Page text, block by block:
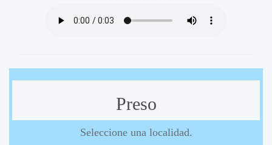
Preso
Seleccione una localidad.